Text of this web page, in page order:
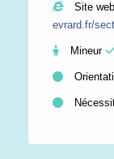
Site
evrard.fr/
Mineur